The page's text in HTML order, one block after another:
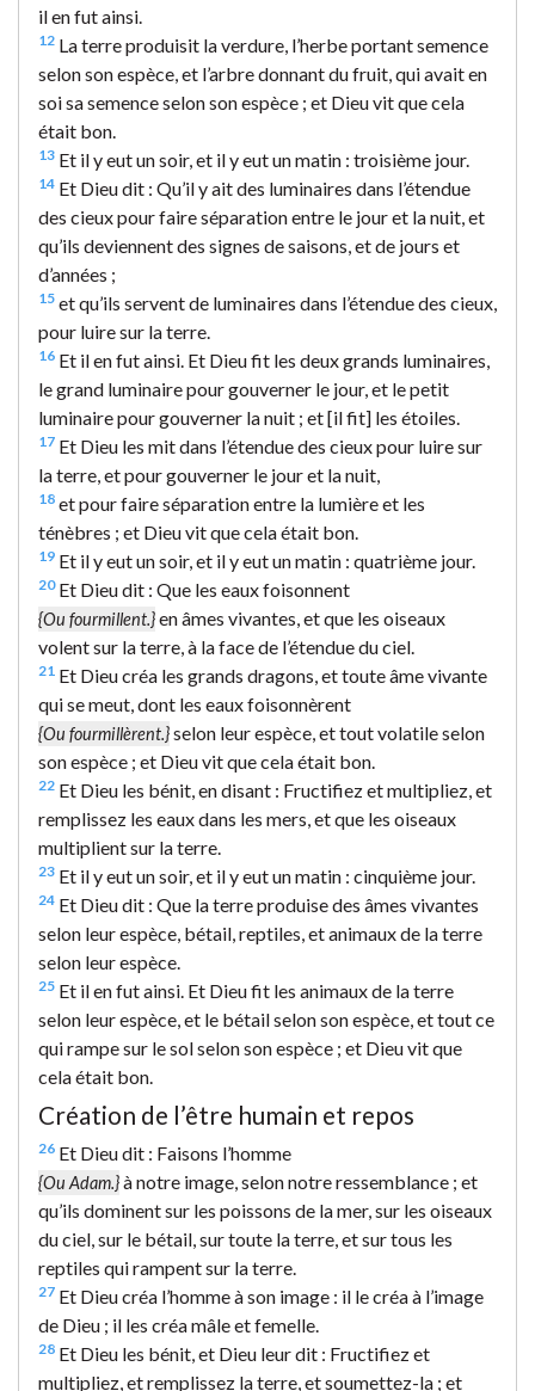
il en fut ainsi.
12 La terre produisit la verdure, l’herbe portant semence
selon son espèce, et l’arbre donnant du fruit, qui avait en
soi sa semence selon son espèce ; et Dieu vit que cela
était bon.
13 Et il y eut un soir, et il y eut un matin : troisième jour.
14 Et Dieu dit : Qu’il y ait des luminaires dans l’étendue
des cieux pour faire séparation entre le jour et la nuit, et
qu’ils deviennent des signes de saisons, et de jours et
d’années ;
15 et qu’ils servent de luminaires dans l’étendue des cieux,
pour luire sur la terre.
16 Et il en fut ainsi. Et Dieu fit les deux grands luminaires,
le grand luminaire pour gouverner le jour, et le petit
luminaire pour gouverner la nuit ; et [il fit] les étoiles.
17 Et Dieu les mit dans l’étendue des cieux pour luire sur
la terre, et pour gouverner le jour et la nuit,
18 et pour faire séparation entre la lumière et les
ténèbres ; et Dieu vit que cela était bon.
19 Et il y eut un soir, et il y eut un matin : quatrième jour.
20Et Dieu dit : Que les eaux foisonnent
{Ou fourmillent.}en âmes vivantes, et que les oiseaux
volent sur la terre, à la face de l’étendue du ciel.
21 Et Dieu créa les grands dragons, et toute âme vivante
qui se meut, dont les eaux foisonnèrent
{Ou fourmillèrent.}selon leur espèce, et tout volatile selon
son espèce ; et Dieu vit que cela était bon.
22 Et Dieu les bénit, en disant : Fructifiez et multipliez, et
remplissez les eaux dans les mers, et que les oiseaux
multiplient sur la terre.
23 Et il y eut un soir, et il y eut un matin : cinquième jour.
24 Et Dieu dit : Que la terre produise des âmes vivantes
selon leur espèce, bétail, reptiles, et animaux de la terre
selon leur espèce.
25 Et il en fut ainsi. Et Dieu fit les animaux de la terre
selon leur espèce, et le bétail selon son espèce, et tout ce
qui rampe sur le sol selon son espèce ; et Dieu vit que
cela était bon.
Création de l’être humain et repos
26 Et Dieu dit : Faisons l’homme
{Ou Adam.}à notre image, selon notre ressemblance ; et
qu’ils dominent sur les poissons de la mer, sur les oiseaux
du ciel, sur le bétail, sur toute la terre, et sur tous les
reptiles qui rampent sur la terre.
27 Et Dieu créa l’homme à son image : il le créa à l’image
de Dieu ; il les créa mâle et femelle.
28 Et Dieu les bénit, et Dieu leur dit : Fructifiez et
multipliez, et remplissez la terre, et soumettez-la ; et